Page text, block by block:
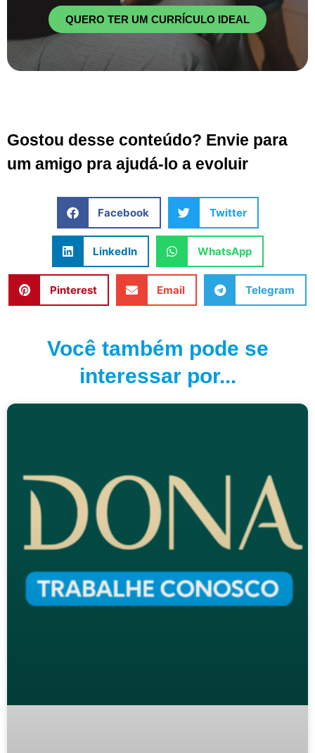
QUERO TER UM CURRÍCULO IDEAL
Gostou desse conteúdo? Envie para
um amigo pra ajudá-lo a evoluir
Facebook Twitter
LinkedIn WhatsApp
Pinterest Email Telegram
Você também pode se
interessar por...